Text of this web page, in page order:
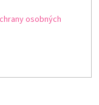
osobných